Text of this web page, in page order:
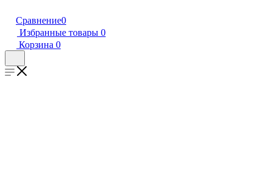
Сравнение0
Избранные товары 0
Корзина 0